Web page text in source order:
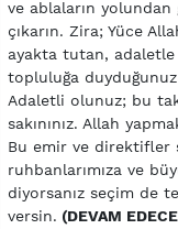
ve ablaların yolundan
çıkarın. Zira; Yüce
ayakta tutan,
topluluğa
Adaletli olunuz; bu
sakınınız. Allah
Bu emir ve direktifler
ruhbanlarımıza ve
diyorsanız seçim de
versin. (DEVAM